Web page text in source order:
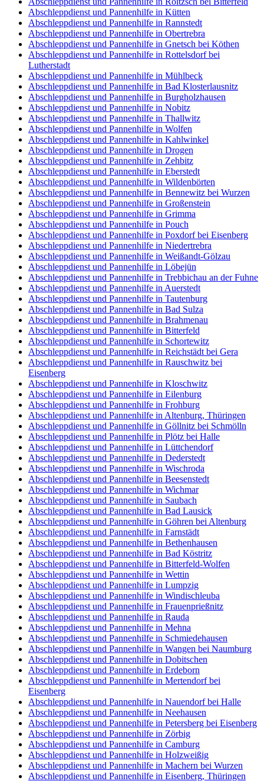
Abschleppdienst und Pannenhilfe in Kütten
Abschleppdienst und Pannenhilfe in Rannstedt
Abschleppdienst und Pannenhilfe in Obertrebra
Abschleppdienst und Pannenhilfe in Gnetsch bei Köthen
Abschleppdienst und Pannenhilfe in Rottelsdorf bei
Lutherstadt
Abschleppdienst und Pannenhilfe in Mühlbeck
Abschleppdienst und Pannenhilfe in Bad Klosterlausnitz
Abschleppdienst und Pannenhilfe in Burgholzhausen
Abschleppdienst und Pannenhilfe in Nobitz
Abschleppdienst und Pannenhilfe in Thallwitz
Abschleppdienst und Pannenhilfe in Wolfen
Abschleppdienst und Pannenhilfe in Kahlwinkel
Abschleppdienst und Pannenhilfe in Drogen
Abschleppdienst und Pannenhilfe in Zehbitz
Abschleppdienst und Pannenhilfe in Eberstedt
Abschleppdienst und Pannenhilfe in Wildenbörten
Abschleppdienst und Pannenhilfe in Bennewitz bei Wurzen
Abschleppdienst und Pannenhilfe in Großenstein
Abschleppdienst und Pannenhilfe in Grimma
Abschleppdienst und Pannenhilfe in Pouch
Abschleppdienst und Pannenhilfe in Poxdorf bei Eisenberg
Abschleppdienst und Pannenhilfe in Niedertrebra
Abschleppdienst und Pannenhilfe in Weißandt-Gölzau
Abschleppdienst und Pannenhilfe in Löbejün
Abschleppdienst und Pannenhilfe in Trebbichau an der Fuhne
Abschleppdienst und Pannenhilfe in Auerstedt
Abschleppdienst und Pannenhilfe in Tautenburg
Abschleppdienst und Pannenhilfe in Bad Sulza
Abschleppdienst und Pannenhilfe in Brahmenau
Abschleppdienst und Pannenhilfe in Bitterfeld
Abschleppdienst und Pannenhilfe in Schortewitz
Abschleppdienst und Pannenhilfe in Reichstädt bei Gera
Abschleppdienst und Pannenhilfe in Rauschwitz bei
Eisenberg
Abschleppdienst und Pannenhilfe in Kloschwitz
Abschleppdienst und Pannenhilfe in Eilenburg
Abschleppdienst und Pannenhilfe in Frohburg
Abschleppdienst und Pannenhilfe in Altenburg, Thüringen
Abschleppdienst und Pannenhilfe in Göllnitz bei Schmölln
Abschleppdienst und Pannenhilfe in Plötz bei Halle
Abschleppdienst und Pannenhilfe in Lüttchendorf
Abschleppdienst und Pannenhilfe in Dederstedt
Abschleppdienst und Pannenhilfe in Wischroda
Abschleppdienst und Pannenhilfe in Beesenstedt
Abschleppdienst und Pannenhilfe in Wichmar
Abschleppdienst und Pannenhilfe in Saubach
Abschleppdienst und Pannenhilfe in Bad Lausick
Abschleppdienst und Pannenhilfe in Göhren bei Altenburg
Abschleppdienst und Pannenhilfe in Farnstädt
Abschleppdienst und Pannenhilfe in Bethenhausen
Abschleppdienst und Pannenhilfe in Bad Köstritz
Abschleppdienst und Pannenhilfe in Bitterfeld-Wolfen
Abschleppdienst und Pannenhilfe in Wettin
Abschleppdienst und Pannenhilfe in Lumpzig
Abschleppdienst und Pannenhilfe in Windischleuba
Abschleppdienst und Pannenhilfe in Frauenprießnitz
Abschleppdienst und Pannenhilfe in Rauda
Abschleppdienst und Pannenhilfe in Mehna
Abschleppdienst und Pannenhilfe in Schmiedehausen
Abschleppdienst und Pannenhilfe in Wangen bei Naumburg
Abschleppdienst und Pannenhilfe in Dobitschen
Abschleppdienst und Pannenhilfe in Erdeborn
Abschleppdienst und Pannenhilfe in Mertendorf bei
Eisenberg
Abschleppdienst und Pannenhilfe in Nauendorf bei Halle
Abschleppdienst und Pannenhilfe in Neehausen
Abschleppdienst und Pannenhilfe in Petersberg bei Eisenberg
Abschleppdienst und Pannenhilfe in Zörbig
Abschleppdienst und Pannenhilfe in Camburg
Abschleppdienst und Pannenhilfe in Holzweißig
Abschleppdienst und Pannenhilfe in Machern bei Wurzen
Abschleppdienst und Pannenhilfe in Eisenberg, Thüringen